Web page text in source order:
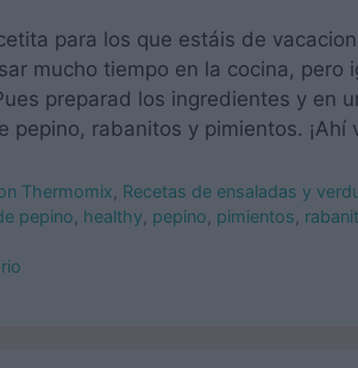
para los que estáis de
mucho tiempo en la cocina, pero
preparad los ingredientes y en
pepino, rabanitos y pimientos.
Thermomix Recetas de ensaladas y
pepino healthy pepino pimientos